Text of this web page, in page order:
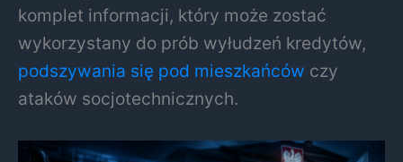
komplet informacji, który może zostać
wykorzystany do prób wyłudzeń kredytów,
podszywania się pod mieszkańców czy
ataków socjotechnicznych.